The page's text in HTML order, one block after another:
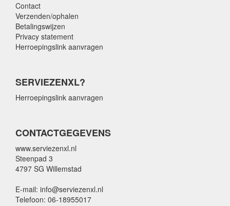
Contact
Verzenden/ophalen
Betalingswijzen
Privacy statement
Herroepingslink aanvragen
SERVIEZENXL?
Herroepingslink aanvragen
CONTACTGEGEVENS
www.serviezenxl.nl
Steenpad 3
4797 SG Willemstad
E-mail: info@serviezenxl.nl
Telefoon: 06-18955017